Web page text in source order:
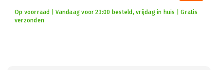
Op voorraad | Vandaag voor 23:00 besteld, vrijdag in huis | Gratis
verzonden